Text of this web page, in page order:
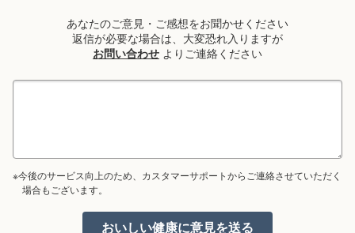
あなたのご意見・ご感想をお聞かせください
返信が必要な場合は、大変恐れ入りますが
お問い合わせ よりご連絡ください
※今後のサービス向上のため、カスタマーサポートからご連絡させていただく
場合もございます。